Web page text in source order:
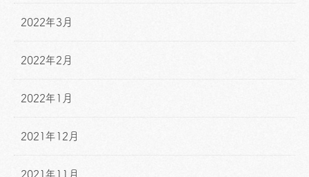
2022年3月
2022年2月
2022年1月
2021年12月
2021年11月